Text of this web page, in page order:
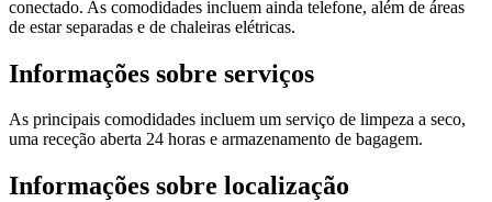
conectado. As comodidades incluem ainda telefone, além de áreas
de estar separadas e de chaleiras elétricas.
Informações sobre serviços
As principais comodidades incluem um serviço de limpeza a seco,
uma receção aberta 24 horas e armazenamento de bagagem.
Informações sobre localização